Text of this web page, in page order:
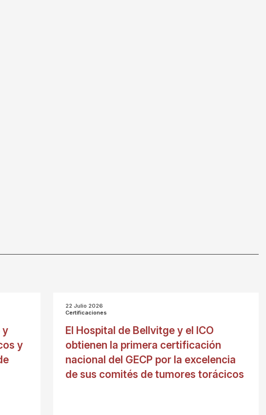
y
y
22 Julio 2026
Certificaciones
El Hospital de Bellvitge y el ICO
obtienen la primera certificación
nacional del GECP por la excelencia
de sus comités de tumores torácicos